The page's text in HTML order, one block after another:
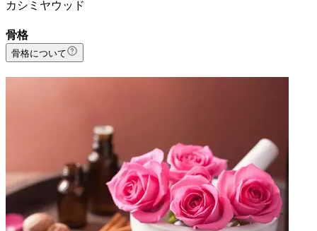
カシミヤウッド
骨格
骨格について